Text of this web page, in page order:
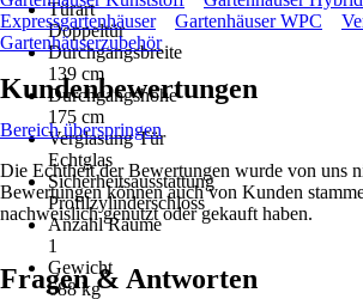
Türart
Doppeltür
Durchgangsbreite
139 cm
Durchgangshöhe
175 cm
Verglasung Tür
Echtglas
Sicherheitsausstattung
Profilzylinderschloss
Anzahl Räume
1
Gewicht
688 kg
Expressgartenhäuser
Gartenhäuser WPC
Gartenhäuserzubehör
Kundenbewertungen
Bereich überspringen
Die Echtheit der Bewertungen wurde von uns
Bewertungen können auch von Kunden
nachweislich genutzt oder gekauft haben.
Fragen & Antworten